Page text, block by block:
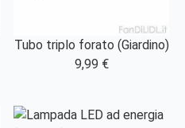
Tubo triplo forato (Giardino)
9,99 €